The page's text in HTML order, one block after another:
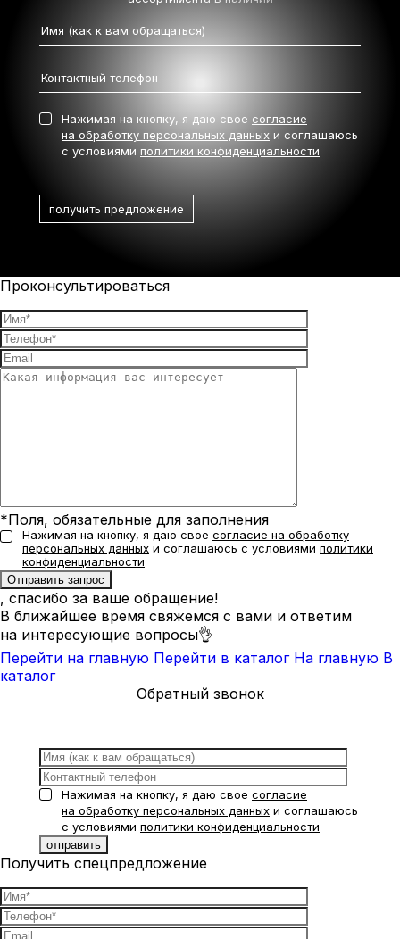
Нажимая на кнопку, я даю свое согласие
на обработку персональных данных и соглашаюсь
с условиями политики конфиденциальности
Проконсультироваться
*Поля, обязательные для заполнения
Нажимая на кнопку, я даю свое согласие на обработку
персональных данных и соглашаюсь с условиями политики
конфиденциальности
, спасибо за ваше обращение!
В ближайшее время свяжемся с вами и ответим
на интересующие вопросы👌
Перейти на главную Перейти в каталог На главную В
каталог
Обратный звонок
Нажимая на кнопку, я даю свое согласие
на обработку персональных данных и соглашаюсь
с условиями политики конфиденциальности
Получить спецпредложение